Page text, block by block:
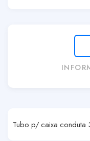
Tubo p/ caixa conduta